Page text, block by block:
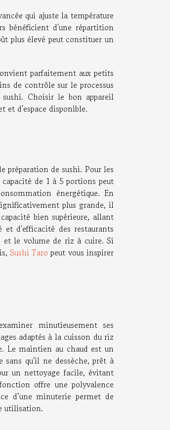
qui ajuste la température
bénéficient d'une répartition
plus élevé peut constituer un
parfaitement aux petits
de contrôle sur le processus
Choisir le bon appareil
et d'espace disponible.
préparation de sushi. Pour les
de 1 à 5 portions peut
énergétique. En
plus grande, il
bien supérieure, allant
et d'efficacité des restaurants
et le volume de riz à cuire. Si
Sushi Taro peut vous inspirer
minutieusement ses
adaptés à la cuisson du riz
Le maintien au chaud est un
sans qu'il ne dessèche, prêt à
un nettoyage facile, évitant
offre une polyvalence
d’une minuterie permet de
utilisation.